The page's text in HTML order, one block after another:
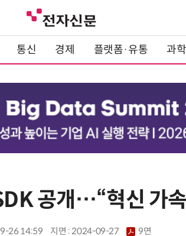
통신 경제 플랫폼·유통 과학
공개…“혁신 가
26 14:59 지면 :2024-09-27 9면